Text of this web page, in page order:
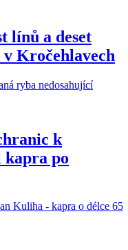
línů a deset
Kročehlavech
k
kapra po